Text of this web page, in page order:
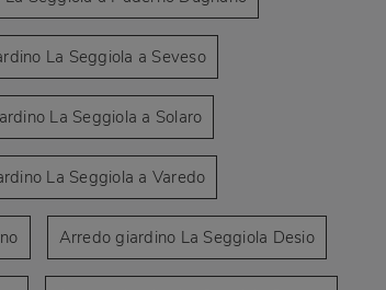
La Seggiola a Seveso
La Seggiola a Solaro
La Seggiola a Varedo
Arredo giardino La Seggiola Desio